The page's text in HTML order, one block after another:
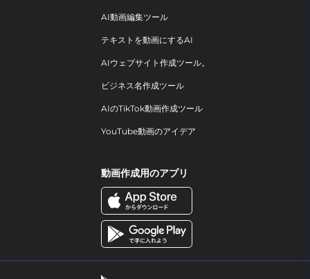
AI動画編集ツール
テキストを動画にするAI
AIウェブサイト作成ツール。
ビジネス名作成ツール
AIのTikTok動画作成ツール
YouTube動画のアイデア
動画作成用のアプリ